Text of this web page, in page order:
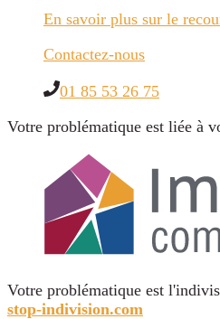
En savoir plus sur le
Contactez-nous
01 85 53 26 75
Votre problématique est liée à
Votre problématique est
stop-indivision.com